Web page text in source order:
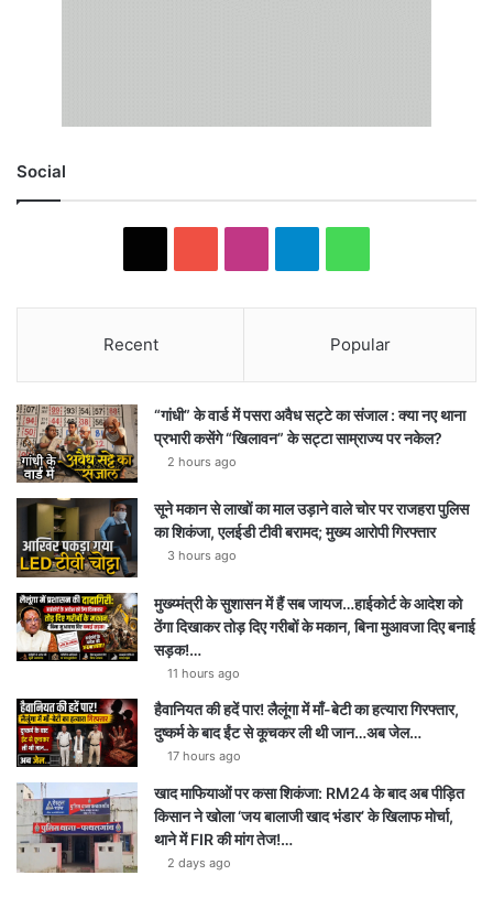
Social
Recent Popular
“गांधी” के वार्ड में पसरा अवैध सट्टे का संजाल : क्या नए थाना
प्रभारी कसेंगे “खिलावन” के सट्टा साम्राज्य पर नकेल?
2 hours ago
सूने मकान से लाखों का माल उड़ाने वाले चोर पर राजहरा पुलिस
का शिकंजा, एलईडी टीवी बरामद; मुख्य आरोपी गिरफ्तार
3 hours ago
मुख्य्मंत्री के सुशासन में हैं सब जायज…हाईकोर्ट के आदेश को
ठेंगा दिखाकर तोड़ दिए गरीबों के मकान, बिना मुआवजा दिए बनाई
सड़क!…
11 hours ago
हैवानियत की हदें पार! लैलूंगा में माँ-बेटी का हत्यारा गिरफ्तार,
दुष्कर्म के बाद ईंट से कूचकर ली थी जान…अब जेल…
17 hours ago
खाद माफियाओं पर कसा शिकंजा: RM24 के बाद अब पीड़ित
किसान ने खोला ‘जय बालाजी खाद भंडार’ के खिलाफ मोर्चा,
थाने में FIR की मांग तेज!…
2 days ago